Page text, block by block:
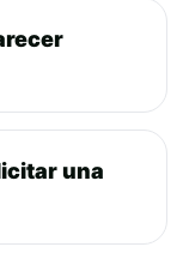
una